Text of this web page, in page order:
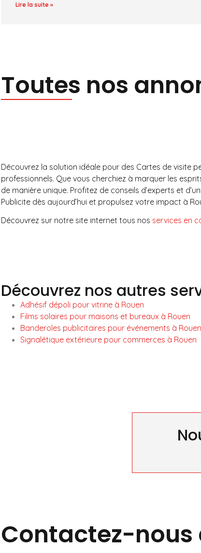
Lire la suite »
Toutes nos
Découvrez la solution idéale pour des Cartes de visite
professionnels. Que vous cherchiez à marquer les
de manière unique. Profitez de conseils d’experts et
Publicite dès aujourd’hui et propulsez votre impact à
Découvrez sur notre site internet tous nos services en
Découvrez nos autres
Adhésif dépoli pour vitrine à Rouen
Films solaires pour maisons et bureaux à Rouen
Banderoles publicitaires pour événements à Rouen
Signalétique extérieure pour commerces à Rouen
Contactez-